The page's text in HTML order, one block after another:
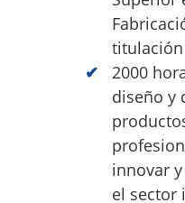
2000
diseño y
innovar
el sector